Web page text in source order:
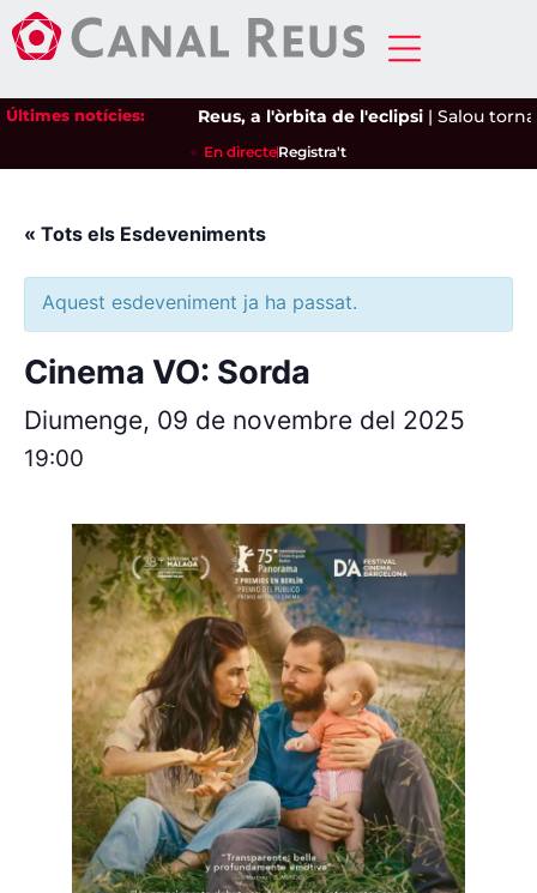
Últimes notícies: Reus, a l'òrbita de l'eclipsi|Salou torna
En directeRegistra't
« Tots els Esdeveniments
Aquest esdeveniment ja ha passat.
Cinema VO: Sorda
Diumenge, 09 de novembre del 2025
19:00